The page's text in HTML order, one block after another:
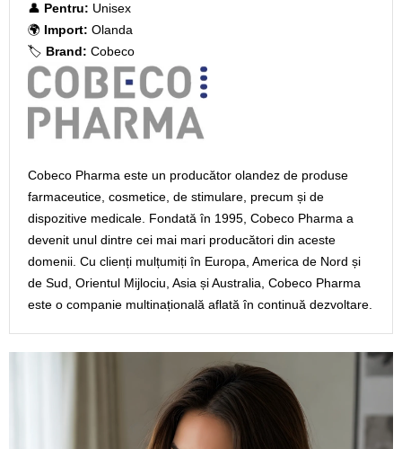
👤 Pentru: Unisex
🌍 Import: Olanda
🏷️ Brand: Cobeco
Cobeco Pharma este un producător olandez de produse
farmaceutice, cosmetice, de stimulare, precum și de
dispozitive medicale. Fondată în 1995, Cobeco Pharma a
devenit unul dintre cei mai mari producători din aceste
domenii. Cu clienți mulțumiți în Europa, America de Nord și
de Sud, Orientul Mijlociu, Asia și Australia, Cobeco Pharma
este o companie multinațională aflată în continuă dezvoltare.